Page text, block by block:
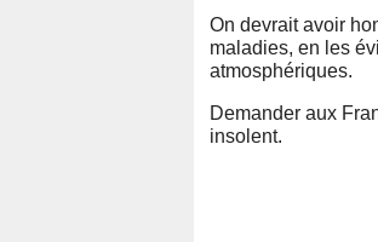
On devrait avoir
maladies, en les
atmosphériques.
Demander aux
insolent.